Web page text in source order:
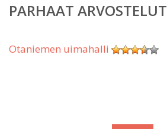
PARHAAT ARVOSTELUT
Otaniemen uimahalli